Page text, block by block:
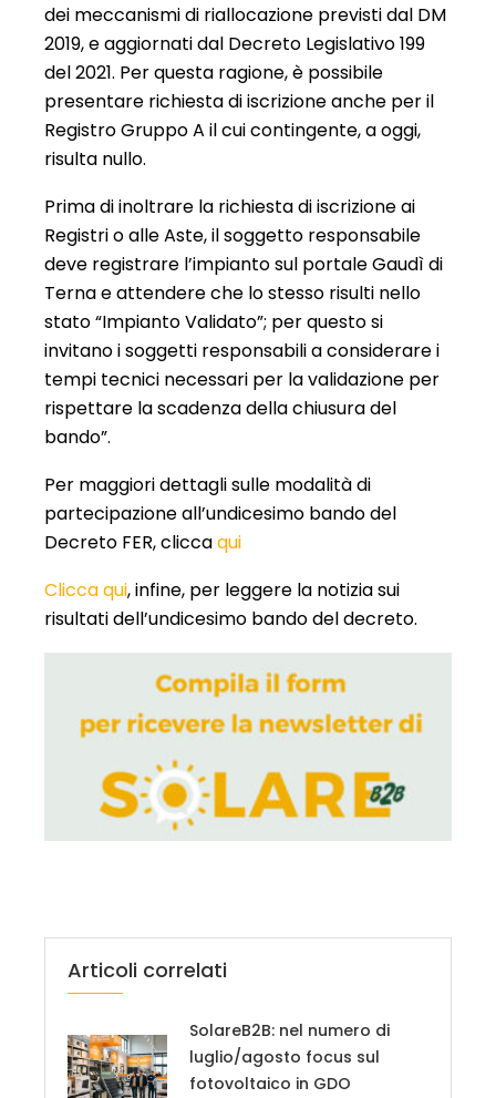
dei meccanismi di riallocazione previsti dal DM
2019, e aggiornati dal Decreto Legislativo 199
del 2021. Per questa ragione, è possibile
presentare richiesta di iscrizione anche per il
Registro Gruppo A il cui contingente, a oggi,
risulta nullo.
Prima di inoltrare la richiesta di iscrizione ai
Registri o alle Aste, il soggetto responsabile
deve registrare l’impianto sul portale Gaudì di
Terna e attendere che lo stesso risulti nello
stato “Impianto Validato”; per questo si
invitano i soggetti responsabili a considerare i
tempi tecnici necessari per la validazione per
rispettare la scadenza della chiusura del
bando”.
Per maggiori dettagli sulle modalità di
partecipazione all’undicesimo bando del
Decreto FER, cliccaqui
Clicca qui, infine, per leggere la notizia sui
risultati dell’undicesimo bando del decreto.
Articoli correlati
SolareB2B: nel numero di
luglio/agosto focus sul
fotovoltaico in GDO